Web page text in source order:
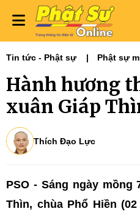
Tin tức - Phật sự Phật sự
Hành hương
xuân Giáp
Thích Đạo Lực
PSO - Sáng ngày mồng
Thìn, chùa Phổ Hiền